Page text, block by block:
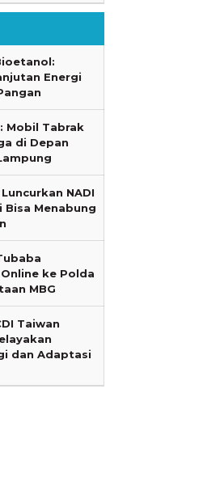
Energi
Mobil Tabrak
di Depan
NADI
Bisa Menabung
ke Polda
MBG
Taiwan
dan Adaptasi